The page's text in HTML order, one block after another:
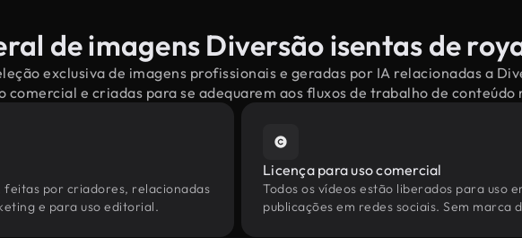
de imagens Diversão isentas de
exclusiva de imagens profissionais e geradas por IA relacionadas a
comercial e criadas para se adequarem aos fluxos de trabalho de conteúdo
feitas por criadores, relacionadas
e para uso editorial.
Licença para uso comercial
Todos os vídeos estão liberados para uso
publicações em redes sociais. Sem marca